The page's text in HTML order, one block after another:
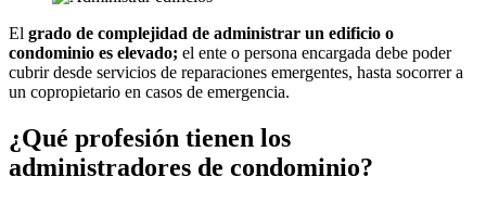
El grado de complejidad de administrar un edificio o
condominio es elevado; el ente o persona encargada debe poder
cubrir desde servicios de reparaciones emergentes, hasta socorrer a
un copropietario en casos de emergencia.
¿Qué profesión tienen los
administradores de condominio?